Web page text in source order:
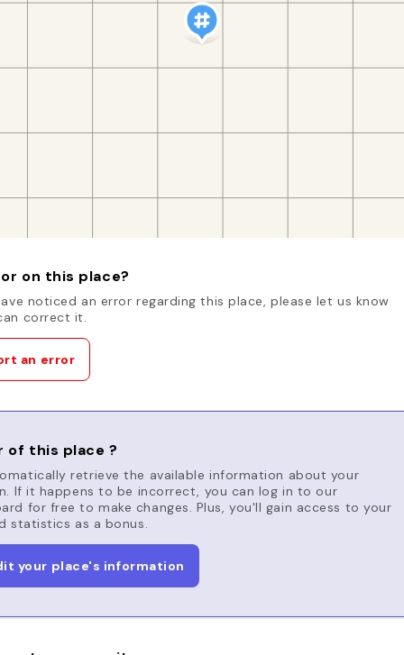
on this place?
noticed an error regarding this place, please let us know
correct it.
an error
of this place ?
retrieve the available information about your
If it happens to be incorrect, you can log in to our
for free to make changes. Plus, you'll gain access to your
statistics as a bonus.
your place's information